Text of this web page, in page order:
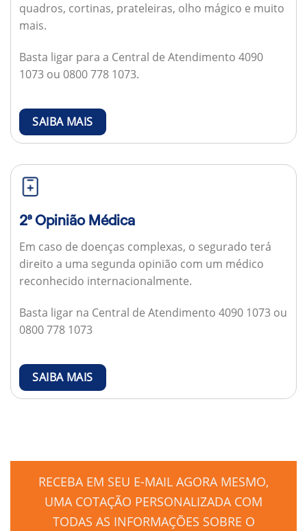
quadros, cortinas, prateleiras, olho mágico e muito
mais.
Basta ligar para a Central de Atendimento 4090
1073 ou 0800 778 1073.
SAIBA MAIS
2ª Opinião Médica
Em caso de doenças complexas, o segurado terá
direito a uma segunda opinião com um médico
reconhecido internacionalmente.
Basta ligar na Central de Atendimento 4090 1073 ou
0800 778 1073
SAIBA MAIS
RECEBA EM SEU E-MAIL AGORA MESMO,
UMA COTAÇÃO PERSONALIZADA COM
TODAS AS INFORMAÇÕES SOBRE O